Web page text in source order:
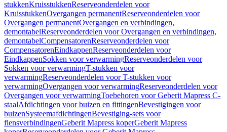
stukkenKruisstukkenReserveonderdelen voor
KruisstukkenOvergangen permanentReserveonderdelen voor
Overgangen permanentOvergangen en verbindingen,
demontabelReserveonderdelen voor Overgangen en verbindingen,
demontabelCompensatorenReserveonderdelen voor
CompensatorenEindkappenReserveonderdelen voor
EindkappenSokken voor verwarmingReserveonderdelen voor
Sokken voor verwarmingT-stukken voor
verwarmingReserveonderdelen voor T-stukken voor
verwarmingOvergangen voor verwarmingReserveonderdelen voor
Overgangen voor verwarmingToebehoren voor Geberit Mapress C-
staalAfdichtingen voor buizen en fittingenBevestigingen voor
buizenSysteemafdichtingenBevestiging-sets voor
flensverbindingenGeberit Mapress koperGeberit Mapress